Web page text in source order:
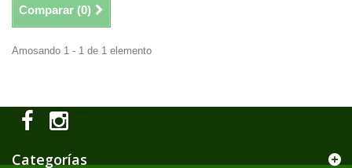
Comparar (0)
Amosando 1 - 1 de 1 elemento
Categorías